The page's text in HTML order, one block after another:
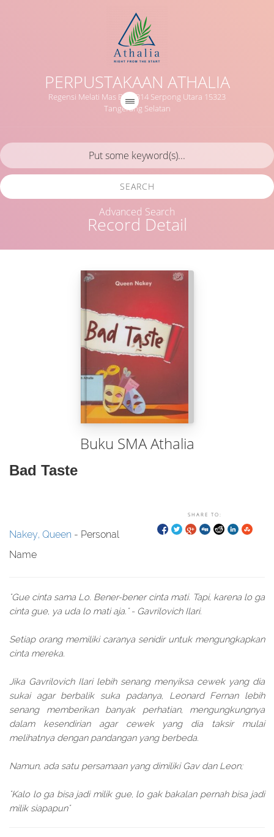
PERPUSTAKAAN ATHALIA
Regensi Melati Mas Blok B14 Serpong Utara 15323
Tangerang Selatan
Record Detail
SEARCH
Advanced Search
Buku SMA Athalia
Bad Taste
SHARE TO:
Nakey, Queen - Personal
Name
"Gue cinta sama Lo. Bener-bener cinta mati. Tapi, karena lo ga
cinta gue, ya uda lo mati aja." - Gavrilovich Ilari.
Setiap orang memiliki caranya senidir untuk mengungkapkan
cinta mereka.
Jika Gavrilovich Ilari lebih senang menyiksa cewek yang dia
sukai agar berbalik suka padanya, Leonard Fernan lebih
senang memberikan banyak perhatian, mengungkungnya
dalam kesendirian agar cewek yang dia taksir mulai
melihatnya dengan pandangan yang berbeda.
Namun, ada satu persamaan yang dimiliki Gav dan Leon;
"Kalo lo ga bisa jadi milik gue, lo gak bakalan pernah bisa jadi
milik siapapun"